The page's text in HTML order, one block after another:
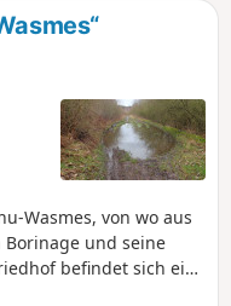
Wasmes, von wo aus
und seine
befindet sich ein